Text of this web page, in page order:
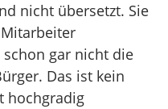
nicht übersetzt. Sie
gar nicht die
Das ist kein
hochgradig